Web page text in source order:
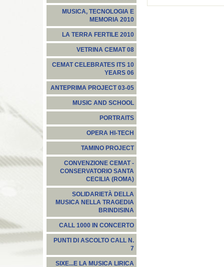
MUSICA, TECNOLOGIA E
MEMORIA 2010
LA TERRA FERTILE 2010
VETRINA CEMAT 08
CEMAT CELEBRATES ITS 10
YEARS 06
ANTEPRIMA PROJECT 03-05
MUSIC AND SCHOOL
PORTRAITS
OPERA HI-TECH
TAMINO PROJECT
CONVENZIONE CEMAT -
CONSERVATORIO SANTA
CECILIA (ROMA)
SOLIDARIETÀ DELLA
MUSICA NELLA TRAGEDIA
BRINDISINA
CALL 1000 IN CONCERTO
PUNTI DI ASCOLTO CALL N.
7
SIXE...E LA MUSICA LIRICA